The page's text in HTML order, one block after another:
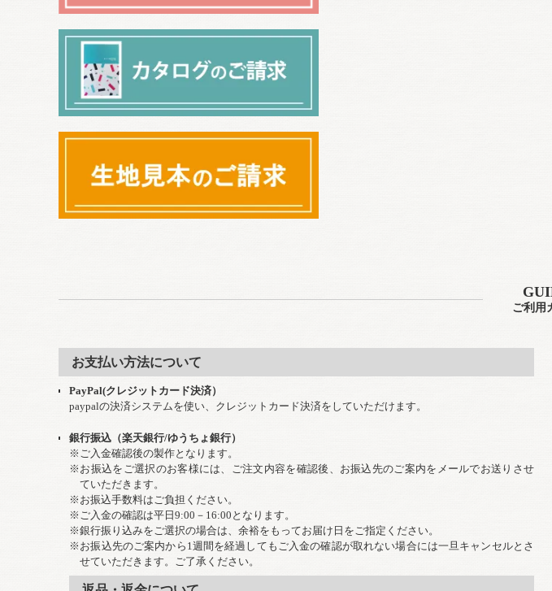
ご利用
お支払い方法について
PayPal(クレジットカード決済）
paypalの決済システムを使い、クレジットカード決済をしていただけます。
銀行振込（楽天銀行/ゆうちょ銀行）
※ご入金確認後の製作となります。
※お振込をご選択のお客様には、ご注文内容を確認後、お振込先のご案内をメールでお送りさせ
ていただきます。
※お振込手数料はご負担ください。
※ご入金の確認は平日9:00－16:00となります。
※銀行振り込みをご選択の場合は、余裕をもってお届け日をご指定ください。
※お振込先のご案内から1週間を経過してもご入金の確認が取れない場合には一旦キャンセルとさ
せていただきます。ご了承ください。